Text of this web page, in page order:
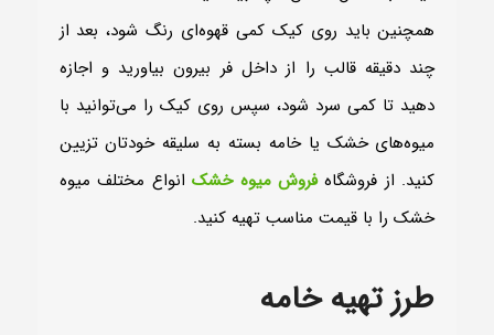
همچنین باید روی کیک کمی قهوه‌ای رنگ شود، بعد از
چند دقیقه قالب را از داخل فر بیرون بیاورید و اجازه
دهید تا کمی سرد شود، سپس روی کیک را می‌توانید با
میوه‌های خشک یا خامه بسته به سلیقه خودتان تزیین
کنید. از فروشگاهفروش میوه خشکانواع مختلف میوه
خشک را با قیمت مناسب تهیه کنید.
طرز تهیه خامه